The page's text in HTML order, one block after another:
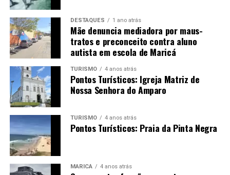
DESTAQUES 1 ano atrás
Mãe denuncia mediadora por maus-
tratos e preconceito contra aluno
autista em escola de Maricá
TURISMO 4 anos atrás
Pontos Turísticos: Igreja Matriz de
Nossa Senhora do Amparo
TURISMO 4 anos atrás
Pontos Turísticos: Praia da Pinta Negra
MARICÁ 4 anos atrás